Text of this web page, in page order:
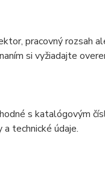
pracovný rozsah
si vyžiadajte
s katalógovým
technické údaje.